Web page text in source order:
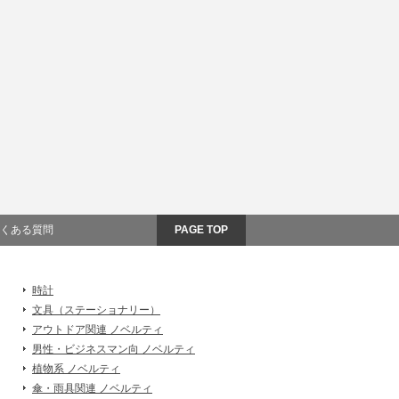
ある質問 PAGE TOP
時計
文具（ステーショナリー）
アウトドア関連 ノベルティ
男性・ビジネスマン向 ノベルティ
植物系 ノベルティ
傘・雨具関連 ノベルティ